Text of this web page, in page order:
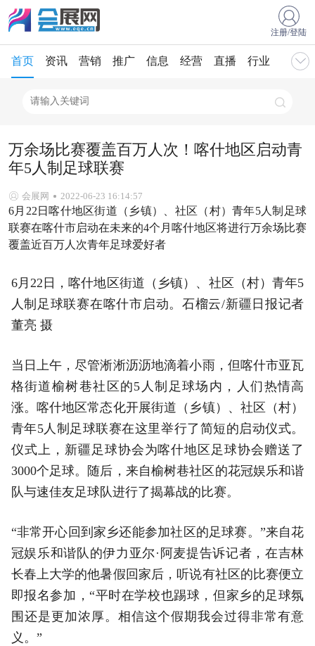
注册/登陆
首页 资讯 营销 推广 信息 经营 直播 行业
万余场比赛覆盖百万人次！喀什地区启动青
年5人制足球联赛
会展网 2022-06-23 16:14:57
6月22日喀什地区街道（乡镇）、社区（村）青年5人制足球
联赛在喀什市启动在未来的4个月喀什地区将进行万余场比赛
覆盖近百万人次青年足球爱好者
6月22日，喀什地区街道（乡镇）、社区（村）青年5
人制足球联赛在喀什市启动。石榴云/新疆日报记者
董亮 摄
当日上午，尽管淅淅沥沥地滴着小雨，但喀什市亚瓦
格街道榆树巷社区的5人制足球场内，人们热情高
涨。喀什地区常态化开展街道（乡镇）、社区（村）
青年5人制足球联赛在这里举行了简短的启动仪式。
仪式上，新疆足球协会为喀什地区足球协会赠送了
3000个足球。随后，来自榆树巷社区的花冠娱乐和谐
队与速佳友足球队进行了揭幕战的比赛。
“非常开心回到家乡还能参加社区的足球赛。”来自花
冠娱乐和谐队的伊力亚尔·阿麦提告诉记者，在吉林
长春上大学的他暑假回家后，听说有社区的比赛便立
即报名参加，“平时在学校也踢球，但家乡的足球氛
围还是更加浓厚。相信这个假期我会过得非常有意
义。”